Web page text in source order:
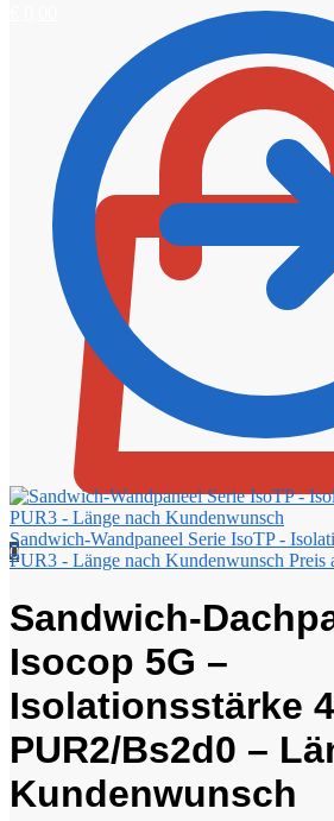
0
Sandwich-Wandpaneel Serie IsoTP -
PUR3 - Länge nach Kundenwunsch Preis
Sandwich-
Isocop 5G –
Isolationsstärke
PUR2/Bs2d0 –
Kundenwunsch